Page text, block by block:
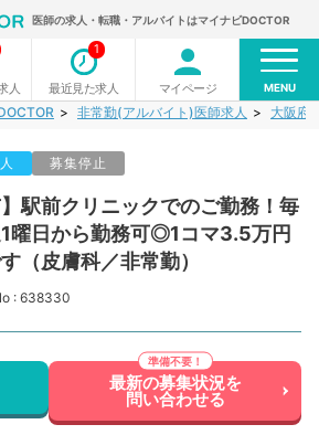
医師の求人・転職・アルバイトはマイナビDOCTOR
人 最近見た求人
1
マイページ MENU
非常勤(アルバイト)医師求人 大阪府
募集停止
】駅前クリニックでのご勤務！毎
曜日から勤務可◎1コマ3.5万円
（皮膚科／非常勤）
: 638330
最新の募集状況を
問い合わせる